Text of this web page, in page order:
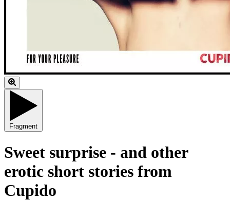
Fragment
Sweet surprise - and other
erotic short stories from
Cupido